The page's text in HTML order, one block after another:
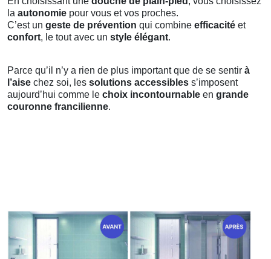
la autonomie pour vous et vos proches.
C’est un geste de prévention qui combine efficacité et
confort, le tout avec un style élégant.
Parce qu’il n’y a rien de plus important que de se sentir à
l’aise chez soi, les solutions accessibles s’imposent
aujourd’hui comme le choix incontournable en grande
couronne francilienne.